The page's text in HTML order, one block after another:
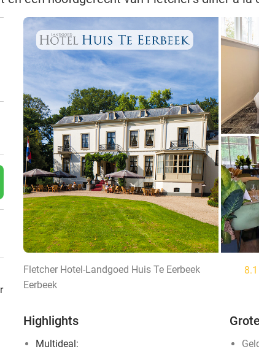
Fletcher Hotel-Landgoed Huis Te Eerbeek 8.1
Eerbeek
Highlights
Multideal: